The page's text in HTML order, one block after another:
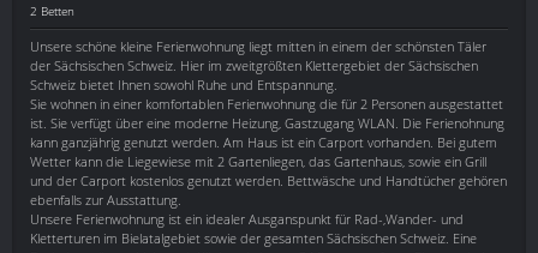
2 Betten
Unsere schöne kleine Ferienwohnung liegt mitten in einem der schönsten Täler
der Sächsischen Schweiz. Hier im zweitgrößten Klettergebiet der Sächsischen
Schweiz bietet Ihnen sowohl Ruhe und Entspannung.
Sie wohnen in einer komfortablen Ferienwohnung die für 2 Personen ausgestattet
ist. Sie verfügt über eine moderne Heizung, Gastzugang WLAN. Die Ferienohnung
kann ganzjährig genutzt werden. Am Haus ist ein Carport vorhanden. Bei gutem
Wetter kann die Liegewiese mit 2 Gartenliegen, das Gartenhaus, sowie ein Grill
und der Carport kostenlos genutzt werden. Bettwäsche und Handtücher gehören
ebenfalls zur Ausstattung.
Unsere Ferienwohnung ist ein idealer Ausganspunkt für Rad-,Wander- und
Kletterturen im Bielatalgebiet sowie der gesamten Sächsischen Schweiz. Eine